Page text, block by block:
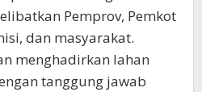
Pemprov, Pemkot
dan masyarakat.
menghadirkan lahan
tanggung jawab